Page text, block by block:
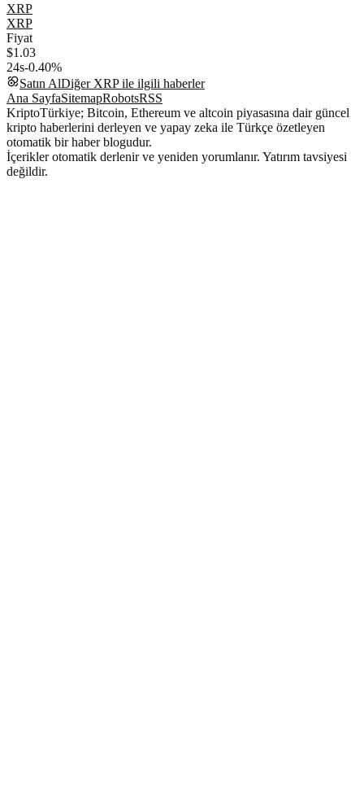
XRP
XRP
Fiyat
$1.03
24s-0.40%
Satın AlDiğer XRPile ilgili haberler
Ana SayfaSitemapRobotsRSS
KriptoTürkiye; Bitcoin, Ethereum ve altcoin piyasasına dair güncel
kripto haberlerini derleyen ve yapay zeka ile Türkçe özetleyen
otomatik bir haber blogudur.
İçerikler otomatik derlenir ve yeniden yorumlanır. Yatırım tavsiyesi
değildir.